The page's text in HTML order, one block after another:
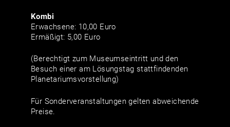
Kombi
Erwachsene: 10,00 Euro
Ermäßigt: 5,00 Euro
(Berechtigt zum Museumseintritt und den
Besuch einer am Lösungstag stattfindenden
Planetariumsvorstellung)
Für Sonderveranstaltungen gelten abweichende
Preise.